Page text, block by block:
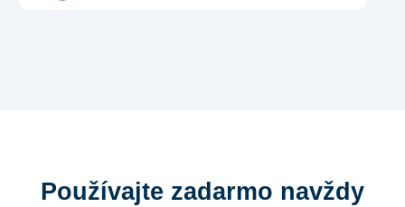
Používajte zadarmo navždy